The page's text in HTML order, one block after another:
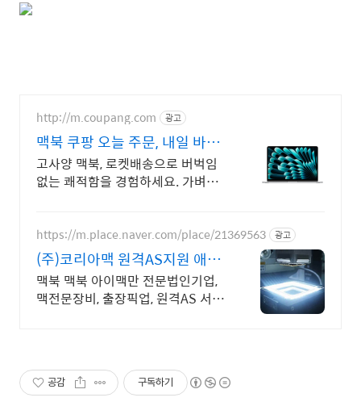
http://m.coupang.com 광고
맥북 쿠팡 오늘 주문, 내일 바로
도착
고사양 맥북, 로켓배송으로 버벅임
없는 쾌적함을 경험하세요. 가벼운
https://m.place.naver.com/place/21369563 광고
(주)코리아맥 원격AS지원 애플
정식자격보유 신속출장점검
맥북 맥북 아이맥만 전문법인기업,
맥전문장비, 출장픽업, 원격AS 서울,
공감 구독하기